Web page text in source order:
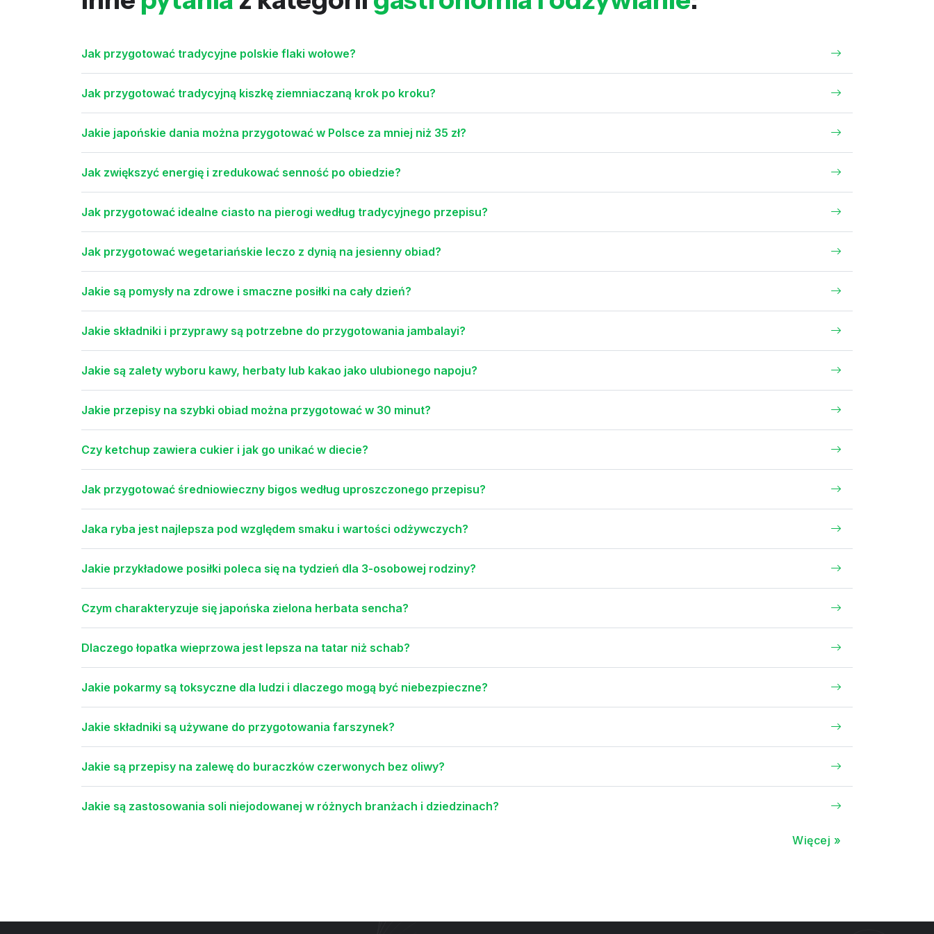
Jak przygotować tradycyjne polskie flaki wołowe?
Jak przygotować tradycyjną kiszkę ziemniaczaną krok po kroku?
Jakie japońskie dania można przygotować w Polsce za mniej niż 35 zł?
Jak zwiększyć energię i zredukować senność po obiedzie?
Jak przygotować idealne ciasto na pierogi według tradycyjnego przepisu?
Jak przygotować wegetariańskie leczo z dynią na jesienny obiad?
Jakie są pomysły na zdrowe i smaczne posiłki na cały dzień?
Jakie składniki i przyprawy są potrzebne do przygotowania jambalayi?
Jakie są zalety wyboru kawy, herbaty lub kakao jako ulubionego napoju?
Jakie przepisy na szybki obiad można przygotować w 30 minut?
Czy ketchup zawiera cukier i jak go unikać w diecie?
Jak przygotować średniowieczny bigos według uproszczonego przepisu?
Jaka ryba jest najlepsza pod względem smaku i wartości odżywczych?
Jakie przykładowe posiłki poleca się na tydzień dla 3-osobowej rodziny?
Czym charakteryzuje się japońska zielona herbata sencha?
Dlaczego łopatka wieprzowa jest lepsza na tatar niż schab?
Jakie pokarmy są toksyczne dla ludzi i dlaczego mogą być niebezpieczne?
Jakie składniki są używane do przygotowania farszynek?
Jakie są przepisy na zalewę do buraczków czerwonych bez oliwy?
Jakie są zastosowania soli niejodowanej w różnych branżach i dziedzinach?
Więcej »